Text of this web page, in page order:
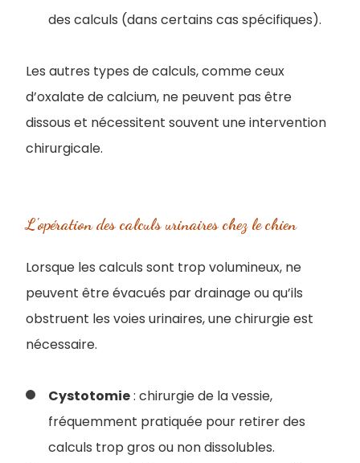
des calculs (dans certains cas spécifiques).
Les autres types de calculs, comme ceux
d’oxalate de calcium, ne peuvent pas être
dissous et nécessitent souvent une intervention
chirurgicale.
L'opération des calculs urinaires chez le chien
Lorsque les calculs sont trop volumineux, ne
peuvent être évacués par drainage ou qu’ils
obstruent les voies urinaires, une chirurgie est
nécessaire.
Cystotomie: chirurgie de la vessie,
fréquemment pratiquée pour retirer des
calculs trop gros ou non dissolubles.